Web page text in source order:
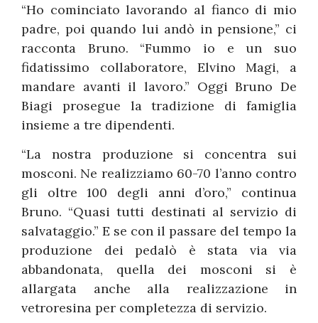
“Ho cominciato lavorando al fianco di mio
padre, poi quando lui andò in pensione,” ci
racconta Bruno. “Fummo io e un suo
fidatissimo collaboratore, Elvino Magi, a
mandare avanti il lavoro.” Oggi Bruno De
Biagi prosegue la tradizione di famiglia
insieme a tre dipendenti.
“La nostra produzione si concentra sui
mosconi. Ne realizziamo 60-70 l’anno contro
gli oltre 100 degli anni d’oro,” continua
Bruno. “Quasi tutti destinati al servizio di
salvataggio.” E se con il passare del tempo la
produzione dei pedalò è stata via via
abbandonata, quella dei mosconi si è
allargata anche alla realizzazione in
vetroresina per completezza di servizio.